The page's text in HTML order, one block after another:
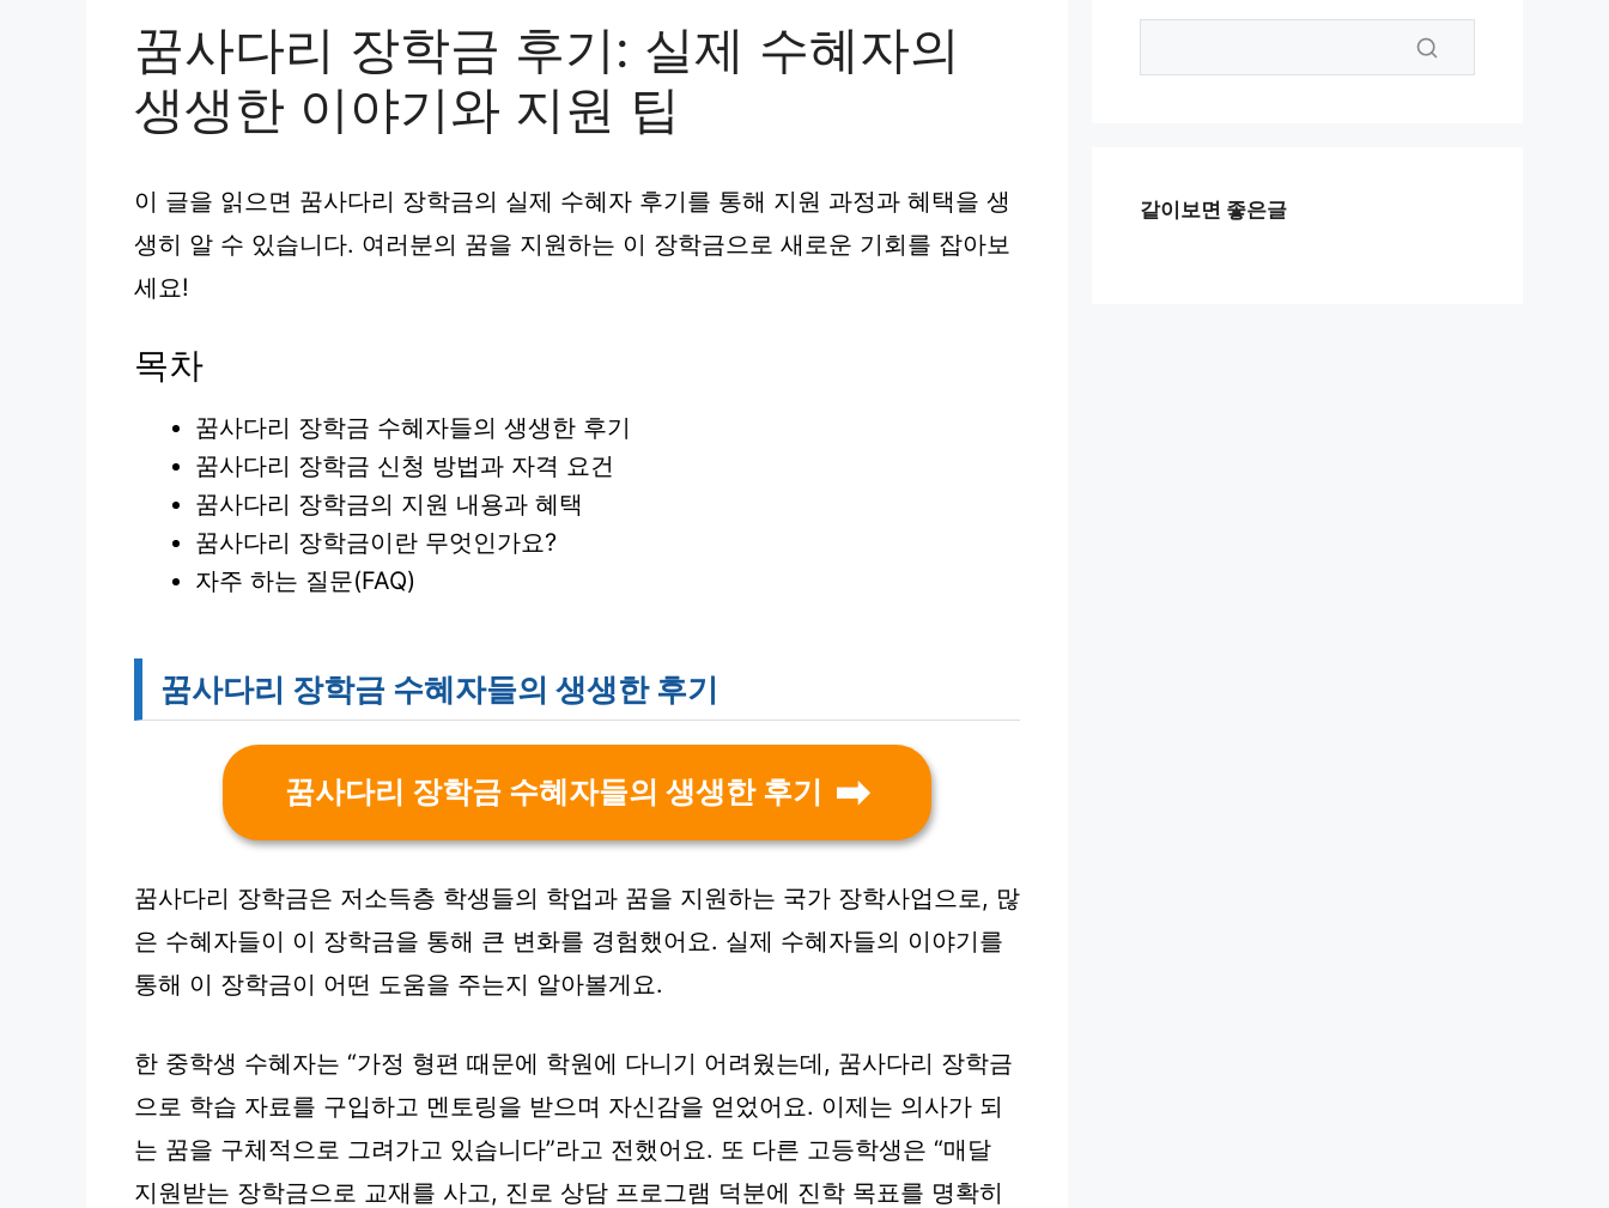
꿈사다리 장학금 후기: 실제 수혜자의
생생한 이야기와 지원 팁
이 글을 읽으면 꿈사다리 장학금의 실제 수혜자 후기를 통해 지원 과정과 혜택을 생
생히 알 수 있습니다. 여러분의 꿈을 지원하는 이 장학금으로 새로운 기회를 잡아보
세요!
목차
꿈사다리 장학금 수혜자들의 생생한 후기
꿈사다리 장학금 신청 방법과 자격 요건
꿈사다리 장학금의 지원 내용과 혜택
꿈사다리 장학금이란 무엇인가요?
자주 하는 질문(FAQ)
꿈사다리 장학금 수혜자들의 생생한 후기
꿈사다리 장학금 수혜자들의 생생한 후기
꿈사다리 장학금은 저소득층 학생들의 학업과 꿈을 지원하는 국가 장학사업으로, 많
은 수혜자들이 이 장학금을 통해 큰 변화를 경험했어요. 실제 수혜자들의 이야기를
통해 이 장학금이 어떤 도움을 주는지 알아볼게요.
한 중학생 수혜자는 “가정 형편 때문에 학원에 다니기 어려웠는데, 꿈사다리 장학금
으로 학습 자료를 구입하고 멘토링을 받으며 자신감을 얻었어요. 이제는 의사가 되
는 꿈을 구체적으로 그려가고 있습니다”라고 전했어요. 또 다른 고등학생은 “매달
지원받는 장학금으로 교재를 사고, 진로 상담 프로그램 덕분에 진학 목표를 명확히
같이보면 좋은글